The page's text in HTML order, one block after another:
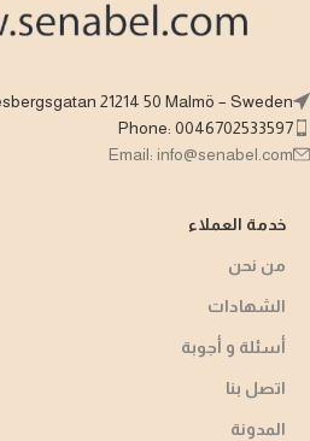
21214 50 Malmö – Sweden
Phone: 0046702533597
Email: info@senabel.com
خدمة العملاء
من نحن
الشهادات
أسئلة و أجوبة​
اتصل بنا
المدونة